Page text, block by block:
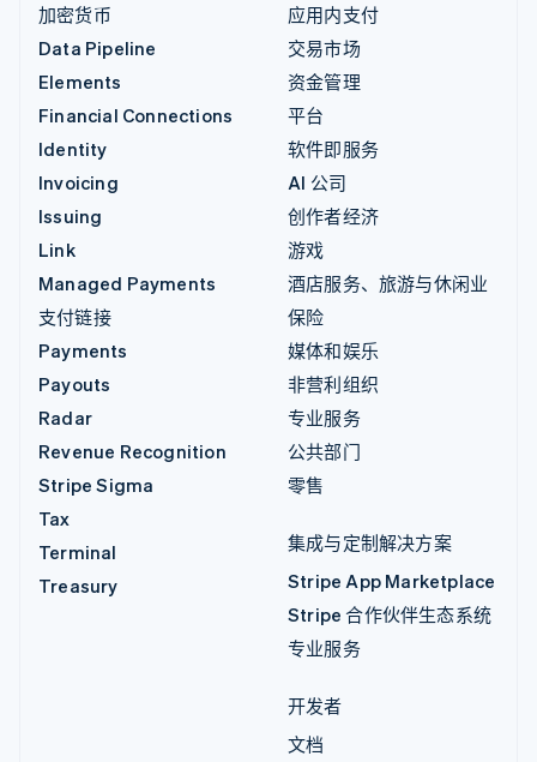
加密货币
Data Pipeline
Elements
Financial Connections
Identity
Invoicing
Issuing
Link
Managed Payments
支付链接
Payments
Payouts
Radar
Revenue Recognition
Stripe Sigma
Tax
Terminal
Treasury
应用内支付
交易市场
资金管理
平台
软件即服务
AI 公司
创作者经济
游戏
酒店服务、旅游与休闲业
保险
媒体和娱乐
非营利组织
专业服务
公共部门
零售
集成与定制解决方案
Stripe App Marketplace
Stripe 合作伙伴生态系统
专业服务
开发者
文档